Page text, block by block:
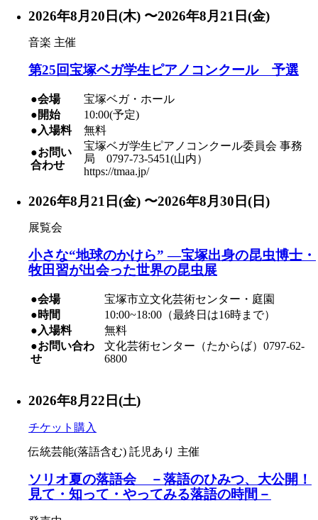
2026年8月20日(木) 〜2026年8月21日(金)
音楽 主催
第25回宝塚ベガ学生ピアノコンクール 予選
●会場
宝塚ベガ・ホール
●開始
10:00(予定)
●入場料
無料
●お問い
合わせ
宝塚ベガ学生ピアノコンクール委員会 事務
局 0797-73-5451(山内）
https://tmaa.jp/
2026年8月21日(金) 〜2026年8月30日(日)
展覧会
小さな“地球のかけら” ―宝塚出身の昆虫博士・
牧田習が出会った世界の昆虫展
●会場
宝塚市立文化芸術センター・庭園
●時間
10:00~18:00（最終日は16時まで）
●入場料
無料
●お問い合わ
せ
文化芸術センター（たからば）0797-62-
6800
2026年8月22日(土)
チケット購入
伝統芸能(落語含む) 託児あり 主催
ソリオ夏の落語会 －落語のひみつ、大公開！
見て・知って・やってみる落語の時間－